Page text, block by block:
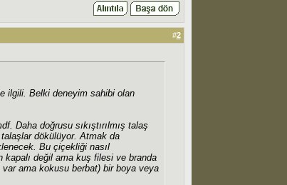
#2
ilgili. Belki deneyim sahibi olan
Daha doğrusu sıkıştırılmış talaş
talaşlar dökülüyor. Atmak da
Bu çiçekliği nasıl
değil ama kuş filesi ve branda
ama kokusu berbat) bir boya veya